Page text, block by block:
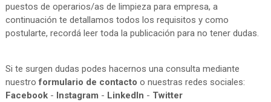
puestos de operarios/as de limpieza para empresa, a
continuación te detallamos todos los requisitos y como
postularte, recordá leer toda la publicación para no tener dudas.
Si te surgen dudas podes hacernos una consulta mediante
nuestroformulario de contacto o nuestras redes sociales:
Facebook- Instagram - LinkedIn - Twitter